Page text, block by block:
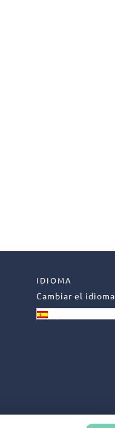
IDIOMA
Cambiar el idioma
Español